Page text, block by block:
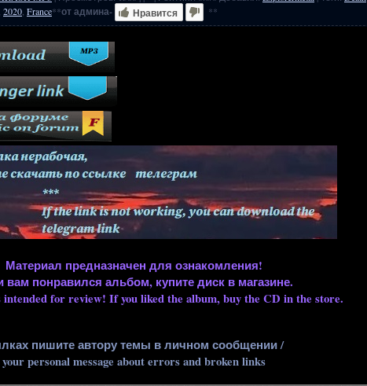
2020 France**от админа- Нравится **
Материал предназначен для ознакомления!
вам понравился альбом, купите диск в магазине.
for review! If you liked the album, buy the CD in the store.
пишите автору темы в личном сообщении /
personal message about errors and broken links